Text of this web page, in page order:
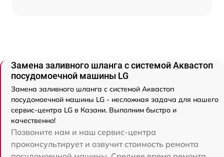
Замена заливного шланга с системой Аквастоп
посудомоечной машины LG
Замена заливного шланга с системой Аквастоп
посудомоечной машины LG - несложная задача для нашего
сервис-центра LG в Казани. Выполним быстро и
качественно!
Позвоните нам и наш сервис-центра
проконсультирует и озвучит стоимость ремонта